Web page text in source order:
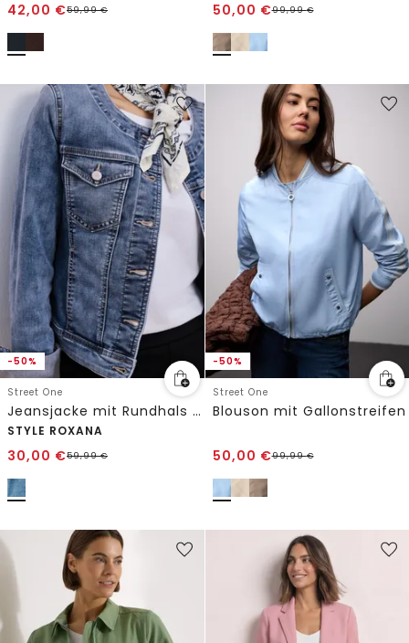
42,00 €59,99€
50,00 €99,99€
-50%
Street One
Jeansjacke mit Rundhals und Knopfleiste
STYLE ROXANA
30,00 €59,99€
-50%
Street One
Blouson mit Gallonstreifen
50,00 €99,99€